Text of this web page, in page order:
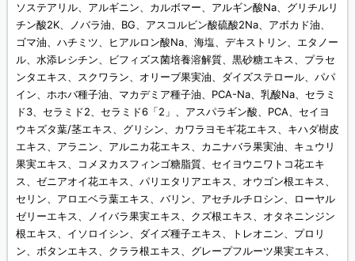
ソステアリル、アルギニン、カルボマー、アルギン酸Na、グリチルリ
チン酸2K、ノバラ油、BG、アスコルビン酸硫酸2Na、アボカド油、
ゴマ油、ハチミツ、ヒアルロン酸Na、海塩、デキストリン、エタノー
ル、水添レシチン、ビフィズス菌培養溶解質、黒砂糖エキス、プラセ
ンタエキス、スクワラン、オリーブ果実油、ダイズステロール、パパ
イン、ホホバ種子油、マカデミア種子油、PCA-Na、乳酸Na、セラミ
ド3、セラミド2、セラミド6「2」、アスパラギン酸、PCA、セイヨ
ウキズタ葉/茎エキス、グリシン、カワラヨモギ花エキス、キハダ樹皮
エキス、アラニン、アルニカ花エキス、カニナバラ果実油、キュウリ
果実エキス、コメヌカスフィンゴ糖脂質、セイヨウニワトコ花エキ
ス、ゼニアオイ花エキス、パリエタリアエキス、オウゴン根エキス、
セリン、アロエベラ葉エキス、バリン、アセチルチロシン、ローヤル
ゼリーエキス、ノイバラ果実エキス、クズ根エキス、オタネニンジン
根エキス、イソロイシン、ダイズ種子エキス、トレオニン、プロリ
ン、ボタンエキス、クララ根エキス、グレープフルーツ果実エキス、